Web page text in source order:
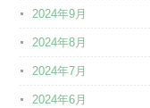
2024年9月
2024年8月
2024年7月
2024年6月